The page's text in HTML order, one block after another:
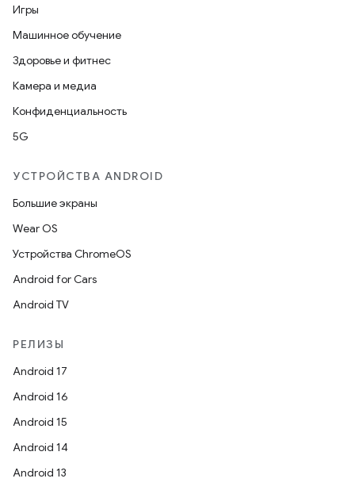
Игры
Машинное обучение
Здоровье и фитнес
Камера и медиа
Конфиденциальность
5G
УСТРОЙСТВА ANDROID
Большие экраны
Wear OS
Устройства ChromeOS
Android for Cars
Android TV
РЕЛИЗЫ
Android 17
Android 16
Android 15
Android 14
Android 13